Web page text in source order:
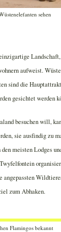
sehen
aufweist.
sind die
gesichtet werden
besuchen will,
sie ausfindig zu
meisten Lodges
angepassten
zum Abhaken.
Flamingos bekannt